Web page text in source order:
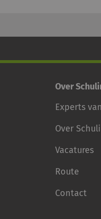
Over
Experts
Over
Vacatures
Route
Contact